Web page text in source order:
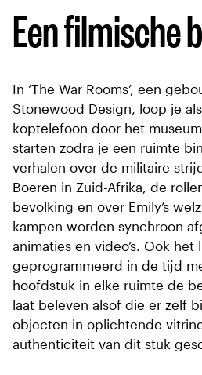
Een filmische
In ‘The War Rooms’, een
Stonewood Design, loop je
koptelefoon door het
starten zodra je een ruimte
verhalen over de militaire
Boeren in Zuid-Afrika, de
bevolking en over Emily’s
kampen worden synchroon
animaties en video’s. Ook
geprogrammeerd in de tijd
hoofdstuk in elke ruimte de
laat beleven alsof die er zelf
objecten in oplichtende
authenticiteit van dit stuk